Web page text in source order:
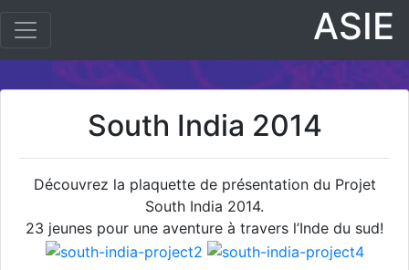
ASIE
South India 2014
Découvrez la plaquette de présentation du Projet
South India 2014.
23 jeunes pour une aventure à travers l’Inde du sud!